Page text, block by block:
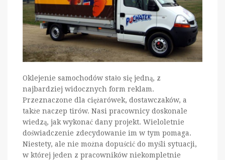
Oklejenie samochodów stało się jedną, z
najbardziej widocznych form reklam.
Przeznaczone dla ciężarówek, dostawczaków, a
także naczep tirów. Nasi pracownicy doskonale
wiedzą, jak wykonać dany projekt. Wieloletnie
doświadczenie zdecydowanie im w tym pomaga.
Niestety, ale nie można dopuścić do myśli sytuacji,
w której jeden z pracowników niekompletnie